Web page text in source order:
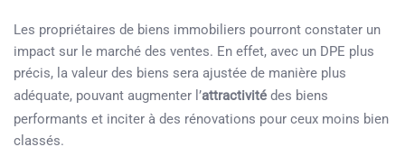
Les propriétaires de biens immobiliers pourront constater un
impact sur le marché des ventes. En effet, avec un DPE plus
précis, la valeur des biens sera ajustée de manière plus
adéquate, pouvant augmenter l’attractivité des biens
performants et inciter à des rénovations pour ceux moins bien
classés.